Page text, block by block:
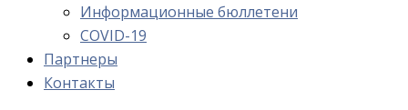
Информационные бюллетени
COVID-19
Партнеры
Контакты